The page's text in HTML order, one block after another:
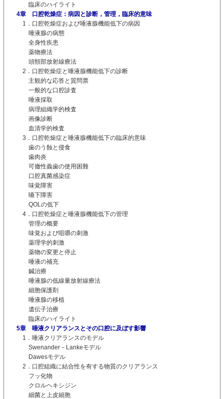
臨床のハイライト
4章 口腔乾燥症：病因と診断，管理，臨床的意味
1．口腔乾燥症および唾液腺機能低下の病因
唾液腺の病態
全身性疾患
薬物療法
頭頸部放射線療法
2．口腔乾燥症と唾液腺機能低下の診断
主観的な応答と質問票
一般的な口腔診査
唾液採取
病理組織学的検査
画像診断
血清学的検査
3．口腔乾燥症と唾液腺機能低下の臨床的意味
歯のう蝕と侵食
歯肉炎
可撤性義歯の使用困難
口腔真菌感染症
味覚障害
嚥下障害
QOLの低下
4．口腔乾燥症と唾液腺機能低下の管理
管理の概要
味覚および咀嚼の刺激
薬理学的刺激
薬物の変更と停止
唾液の補充
鍼治療
唾液腺の低線量放射線療法
細胞保護剤
唾液腺の移植
遺伝子治療
臨床のハイライト
5章 唾液クリアランスとその口腔に及ぼす影響
1．唾液クリアランスのモデル
Swenander－Lankeモデル
Dawesモデル
2．口腔組織に結合性を有する物質のクリアランス
フッ化物
クロルヘキシジン
細菌と上皮細胞